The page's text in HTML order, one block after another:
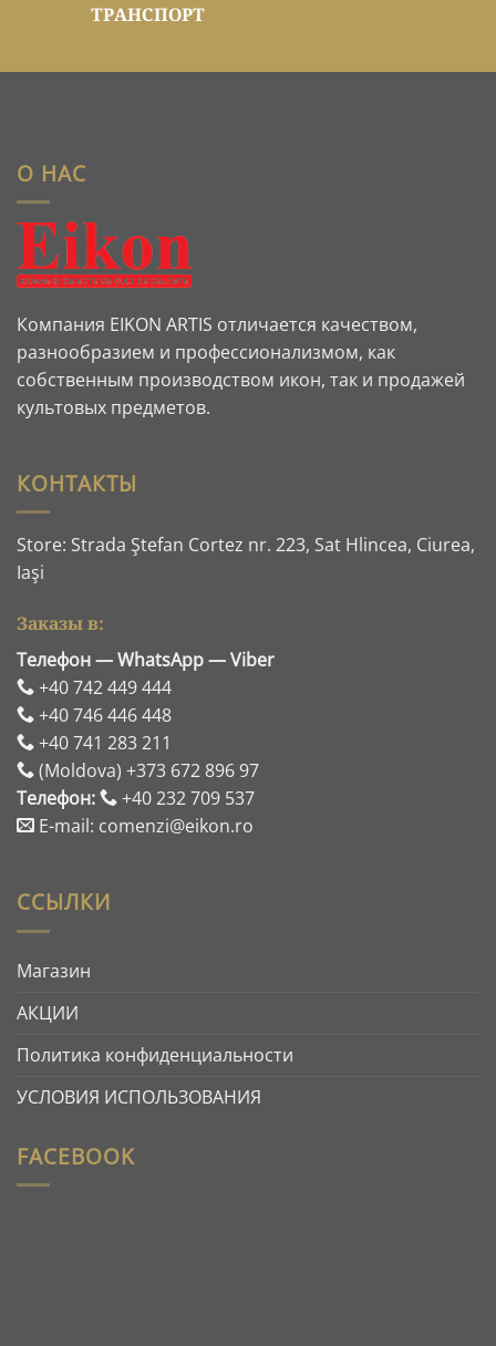
ТРАНСПОРТ
О НАС
Компания EIKON ARTIS отличается качеством,
разнообразием и профессионализмом, как
собственным производством икон, так и продажей
культовых предметов.
КОНТАКТЫ
Store: Strada Ştefan Cortez nr. 223, Sat Hlincea, Ciurea,
Iaşi
Заказы в:
Телефон — WhatsApp — Viber
+40 742 449 444
+40 746 446 448
+40 741 283 211
(Moldova) +373 672 896 97
Телефон:
+40 232 709 537
E-mail: comenzi@eikon.ro
ССЫЛКИ
Магазин
АКЦИИ
Политика конфиденциальности
УСЛОВИЯ ИСПОЛЬЗОВАНИЯ
FACEBOOK